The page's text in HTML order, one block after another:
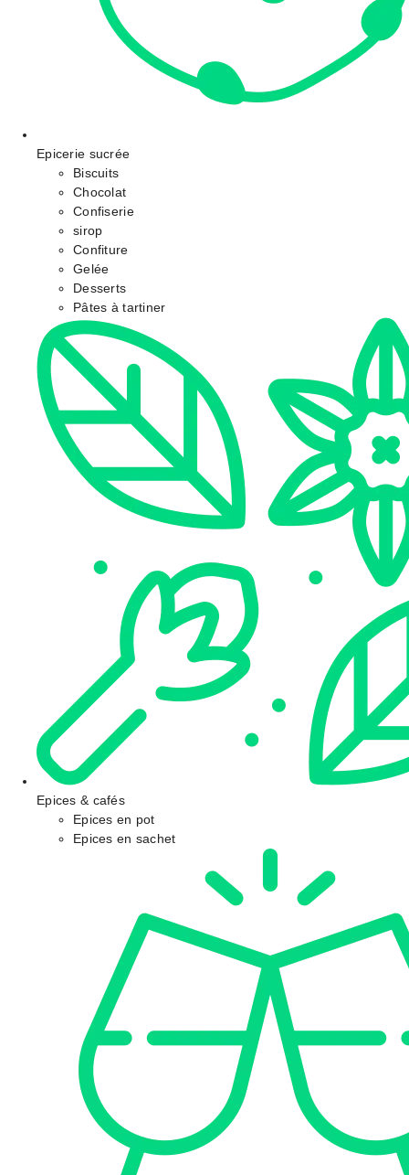
Epicerie sucrée
Biscuits
Chocolat
Confiserie
sirop
Confiture
Gelée
Desserts
Pâtes à tartiner
Epices & cafés
Epices en pot
Epices en sachet